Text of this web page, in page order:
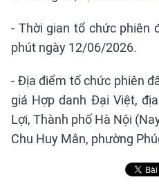
- Thời gian tổ chức phiên
phút ngày 12/06/2026.
- Địa điểm tổ chức phiên
giá Hợp danh Đại Việt,
Lợi, Thành phố Hà Nội
Chu Huy Mân, phường